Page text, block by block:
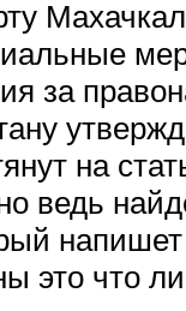
за
на
ведь
это что